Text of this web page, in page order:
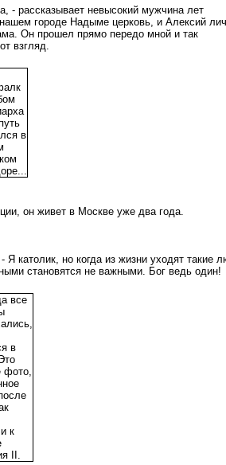
- рассказывает невысокий мужчина лет
городе Надыме церковь, и Алексий
Он прошел прямо передо мной и так
взгляд.
он живет в Москве уже два года.
католик, но когда из жизни уходят такие
становятся не важными. Бог ведь один!